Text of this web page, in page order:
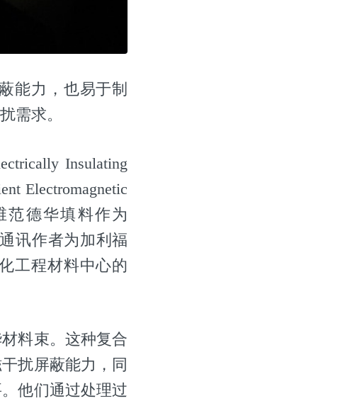
能力，也易于制
需求。
Insulating
Electromagnetic
范德华填料作为
讯作者为加利福
工程材料中心的
料束。这种复合
扰屏蔽能力，同
他们通过处理过